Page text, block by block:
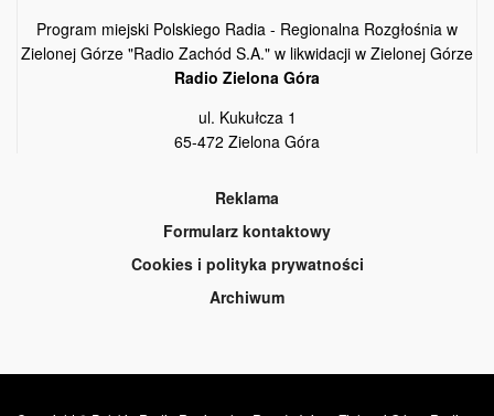
Program miejski Polskiego Radia - Regionalna Rozgłośnia w
Zielonej Górze "Radio Zachód S.A." w likwidacji w Zielonej Górze
Radio Zielona Góra
ul. Kukułcza 1
65-472 Zielona Góra
Reklama
Formularz kontaktowy
Cookies i polityka prywatności
Archiwum